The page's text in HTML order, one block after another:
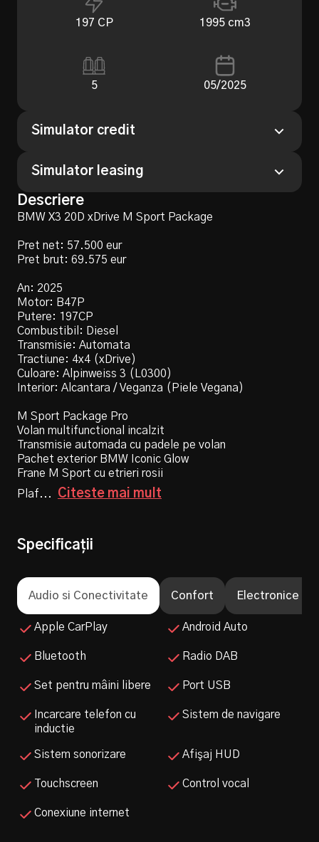
197 CP 1995 cm3
5 05/2025
Descriere
BMW X3 20D xDrive M Sport Package
Pret net: 57.500 eur
Pret brut: 69.575 eur
An: 2025
Motor: B47P
Putere: 197CP
Combustibil: Diesel
Transmisie: Automata
Tractiune: 4x4 (xDrive)
Culoare: Alpinweiss 3 (L0300)
Interior: Alcantara / Veganza (Piele Vegana)
M Sport Package Pro
Volan multifunctional incalzit
Transmisie automada cu padele pe volan
Pachet exterior BMW Iconic Glow
Frane M Sport cu etrieri rosii
Plaf... Citeste mai mult
Simulator leasing
Perioada
12 Luni 24 Luni 36 Luni 48 Luni
60 Luni
Avans
-
Procent avans
Preț mașină
69575.0 €
Calculează rata
0
Simulator credit
12 Luni 24 Luni 36 Luni
60 Luni
Avans
-
Procent avans
Preț mașină
Rata dobânzii
Calculează rata
Rata lunară
Specificații
Audio si Conectivitate Confort Electronice si
Apple CarPlay Android Auto
Bluetooth Radio DAB
Set pentru mâini libere Port USB
Incarcare telefon cu
inductie
Sistem de navigare
Sistem sonorizare Afişaj HUD
Touchscreen Control vocal
Conexiune internet